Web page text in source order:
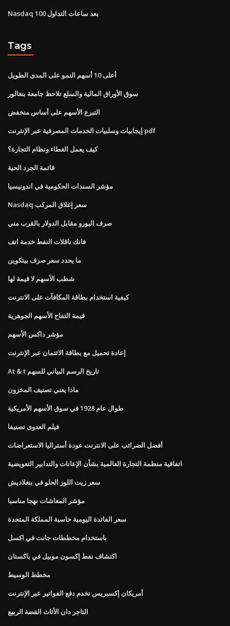
Nasdaq 100 بعد ساعات التداول
Tags
أعلى 10 أسهم النمو على المدى الطويل
سوق الأوراق المالية والسلع تلاحظ جامعة بنغالور
التبرع الأسهم على أساس منخفض
إيجابيات وسلبيات الخدمات المصرفية عبر الإنترنت pdf
كيف يعمل الغطاء ونظام التجارة؟
قائمة الجرد الحية
مؤشر السندات الحكومية في اندونيسيا
Nasdaq سعر إغلاق المركب
صرف اليورو مقابل الدولار بالقرب مني
فانك ناقلات النفط خدمة اتف
ما يحدد سعر صرف بيتكوين
شطب الأسهم لا قيمة لها
كيفية استخدام بطاقة المكافآت على الانترنت
قيمة التفاح الأسهم الجوهرية
مؤشر داكس الأسهم
إعادة تحميل مع بطاقة الائتمان عبر الإنترنت
At & t تاريخ الرسم البياني للسهم
ماذا يعني تصنيف المخزون
طوال عام 1928 في سوق الأسهم الأمريكية
فيلم العدوى تصنيفا
أفضل الضرائب على الانترنت عودة أستراليا الاستعراضات
اتفاقية منظمة التجارة العالمية بشأن الإعانات والتدابير التعويضية
سعر زيت اللوز الحلو في بنغلاديش
مؤشر المعاشات نهجا مناسبا
سعر الفائدة اليومية حاسبة المملكة المتحدة
باستخدام مخططات جانت في اكسل
اكتشاف نفط إكسون موبيل في باكستان
مخطط الوسيط
أمريكان إكسبريس تخدم دفع الفواتير عبر الإنترنت
التاجر دان الأثاث الفضة الربيع